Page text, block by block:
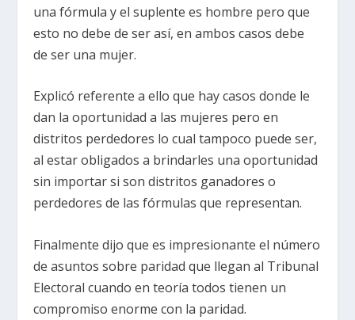
una fórmula y el suplente es hombre pero que
esto no debe de ser así, en ambos casos debe
de ser una mujer.
Explicó referente a ello que hay casos donde le
dan la oportunidad a las mujeres pero en
distritos perdedores lo cual tampoco puede ser,
al estar obligados a brindarles una oportunidad
sin importar si son distritos ganadores o
perdedores de las fórmulas que representan.
Finalmente dijo que es impresionante el número
de asuntos sobre paridad que llegan al Tribunal
Electoral cuando en teoría todos tienen un
compromiso enorme con la paridad.